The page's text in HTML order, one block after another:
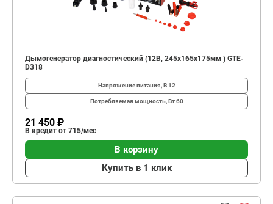
Дымогенератор диагностический (12В, 245x165x175мм ) GTE-
D318
Напряжение питания, В12
Потребляемая мощность, Вт60
21 450 ₽
В кредит от 715/мес
В корзину
Купить в 1 клик